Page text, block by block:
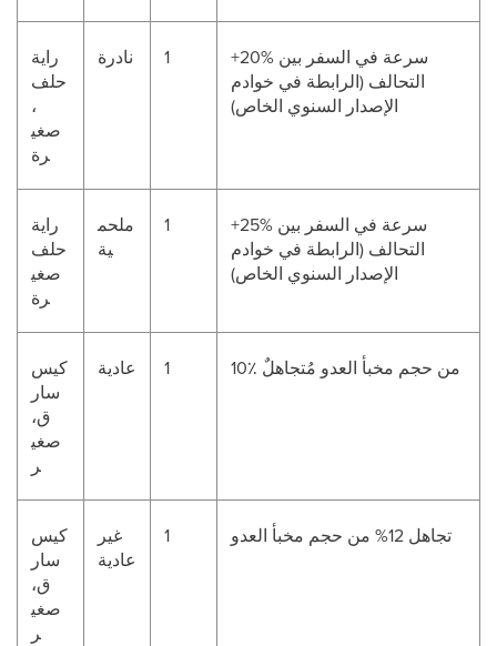
راية
حلف
،
صغي
رة
نادرة 1
+20% سرعة في السفر بين
التحالف (الرابطة في خوادم
الإصدار السنوي الخاص)
راية
حلف
صغي
رة
ملحم
ية
1
+25% سرعة في السفر بين
التحالف (الرابطة في خوادم
الإصدار السنوي الخاص)
كيس
سار
ق،
صغي
ر
عادية 1 10٪ من حجم مخبأ العدو مُتجاهلٌ
كيس
سار
ق،
صغي
ر
غير
عادية
1 تجاهل 12% من حجم مخبأ العدو